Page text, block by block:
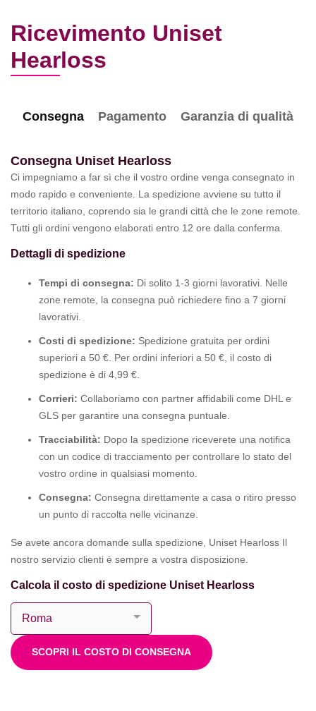
Ricevimento Uniset
Hearloss
Consegna Pagamento Garanzia di qualità
Consegna Uniset Hearloss
Ci impegniamo a far sì che il vostro ordine venga consegnato in
modo rapido e conveniente. La spedizione avviene su tutto il
territorio italiano, coprendo sia le grandi città che le zone remote.
Tutti gli ordini vengono elaborati entro 12 ore dalla conferma.
Dettagli di spedizione
Tempi di consegna: Di solito 1-3 giorni lavorativi. Nelle
zone remote, la consegna può richiedere fino a 7 giorni
lavorativi.
Costi di spedizione: Spedizione gratuita per ordini
superiori a 50 €. Per ordini inferiori a 50 €, il costo di
spedizione è di 4,99 €.
Corrieri: Collaboriamo con partner affidabili come DHL e
GLS per garantire una consegna puntuale.
Tracciabilità: Dopo la spedizione riceverete una notifica
con un codice di tracciamento per controllare lo stato del
vostro ordine in qualsiasi momento.
Consegna: Consegna direttamente a casa o ritiro presso
un punto di raccolta nelle vicinanze.
Se avete ancora domande sulla spedizione, Uniset Hearloss Il
nostro servizio clienti è sempre a vostra disposizione.
Calcola il costo di spedizione Uniset Hearloss
SCOPRI IL COSTO DI CONSEGNA